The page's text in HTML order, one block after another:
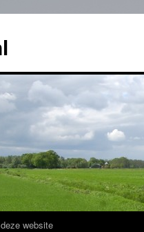
website